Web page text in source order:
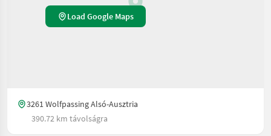
Load Google Maps
3261 Wolfpassing Alsó-Ausztria
390.72 km távolságra